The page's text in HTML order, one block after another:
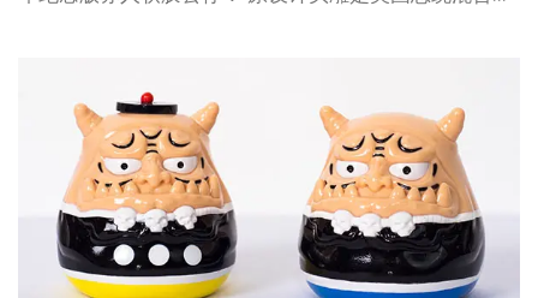
正在发售 2018/04/19
MILK CARGO × TOY0+ 匠鬼系列《老夫子
x 达摩》：老夫子+大番薯 SOFUBI套装